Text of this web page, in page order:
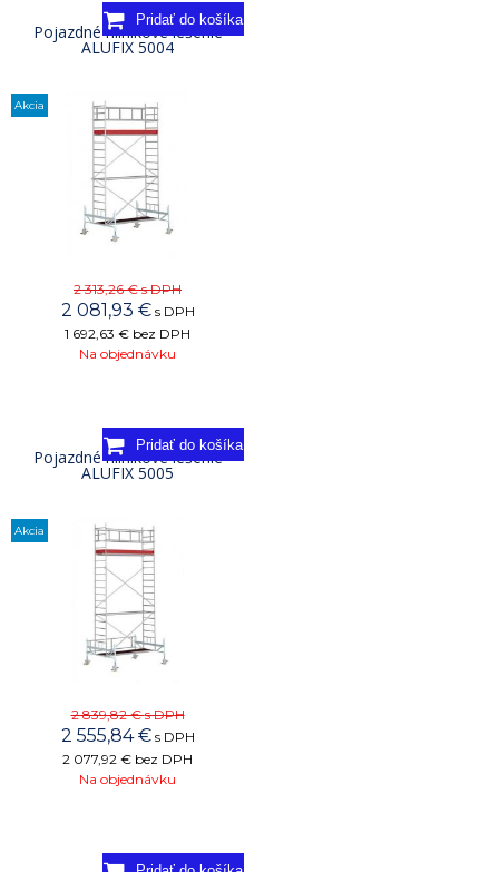
Pojazdné hliníkové lešenie
ALUFIX 5004
Akcia
2 313,26 €s DPH
2 081,93 € s DPH
1 692,63 € bez DPH
Na objednávku
Pojazdné hliníkové lešenie
ALUFIX 5005
Akcia
2 839,82 €s DPH
2 555,84 € s DPH
2 077,92 € bez DPH
Na objednávku